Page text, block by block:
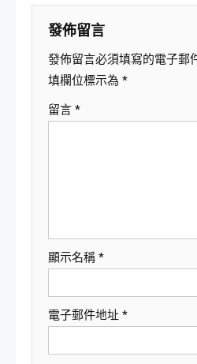
覽
發佈留言
發佈留言必須填寫的電子郵
填欄位標示為 *
留言 *
顯示名稱 *
電子郵件地址 *